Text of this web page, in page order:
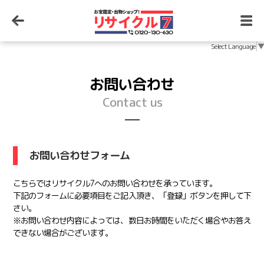
Select Language▼
お問い合わせ
Contact us
─
お問い合わせフォーム
こちらではリサイクル7へのお問い合わせを承っています。
下記のフォームに必要項目をご記入頂き、「登録」ボタンを押して下
さい。
※お問い合わせ内容によっては、数日お時間をいただく場合やお答え
できない場合がございます。